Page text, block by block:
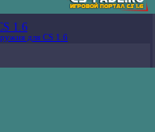
1.6
для CS 1.6